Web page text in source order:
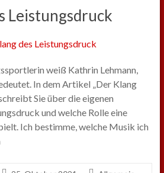
Leistungsdruck
weiß Kathrin Lehmann,
In dem Artikel „Der Klang
Sie über die eigenen
und welche Rolle eine
Ich bestimme, welche Musik ich